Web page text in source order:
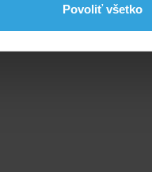
Povoliť všetko
On-line je možné